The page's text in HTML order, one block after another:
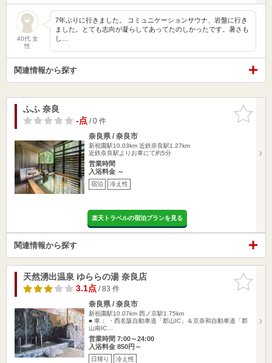
40代 女
性
7年ぶりに行きました。 コミュニケーションサウナ、岩盤に行き
ました。とても志向が凝らしてあってたのしかったです。暑さも
し…
関連情報から探す
お気に入
りに追加
ふふ 奈良
-点/ 0 件
奈良県 / 奈良市
新祝園駅10.03km 近鉄奈良駅1.27km
近鉄奈良駅よりお車にて約5分
営業時間
入浴料金 ～
宿泊 冷え性
楽天トラベルの宿泊プランを見る
関連情報から探す
お気に入
りに追加
天然湧出温泉 ゆららの湯 奈良店
3.1点/ 83 件
奈良県 / 奈良市
新祝園駅10.07km 西ノ京駅1.75km
■ 車： ・西名阪自動車道「郡山IC」＆京奈和自動車道「郡
山南IC…
営業時間 7:00～24:00
入浴料金 850円～
日帰り 冷え性